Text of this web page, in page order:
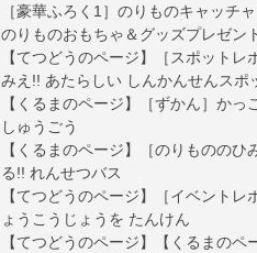
［豪華ふろく1］のりものキャッチ
のりものおもちゃ＆グッズプレゼン
【てつどうのページ】［スポット
みえ!! あたらしい しんかんせんスポ
【くるまのページ】［ずかん］か
しゅうごう
【くるまのページ】［のりものの
る!! れんせつバス
【てつどうのページ】［イベント
ょうこうじょうを たんけん
【てつどうのページ】【くるまの